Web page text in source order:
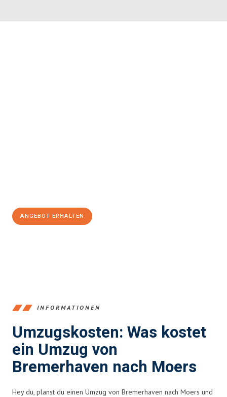
ANGEBOT ERHALTEN
INFORMATIONEN
Umzugskosten: Was kostet
ein Umzug von
Bremerhaven nach Moers
Hey du, planst du einen Umzug von Bremerhaven nach Moers und